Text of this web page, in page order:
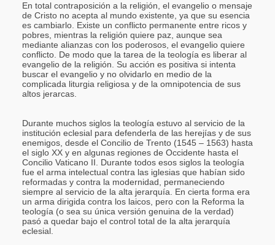
En total contraposición a la religión, el evangelio o mensaje
de Cristo no acepta al mundo existente, ya que su esencia
es cambiarlo. Existe un conflicto permanente entre ricos y
pobres, mientras la religión quiere paz, aunque sea
mediante alianzas con los poderosos, el evangelio quiere
conflicto. De modo que la tarea de la teología es liberar al
evangelio de la religión. Su acción es positiva si intenta
buscar el evangelio y no olvidarlo en medio de la
complicada liturgia religiosa y de la omnipotencia de sus
altos jerarcas.
Durante muchos siglos la teología estuvo al servicio de la
institución eclesial para defenderla de las herejías y de sus
enemigos, desde el Concilio de Trento (1545 – 1563) hasta
el siglo XX y en algunas regiones de Occidente hasta el
Concilio Vaticano II. Durante todos esos siglos la teología
fue el arma intelectual contra las iglesias que habían sido
reformadas y contra la modernidad, permaneciendo
siempre al servicio de la alta jerarquía. En cierta forma era
un arma dirigida contra los laicos, pero con la Reforma la
teología (o sea su única versión genuina de la verdad)
pasó a quedar bajo el control total de la alta jerarquía
eclesial.